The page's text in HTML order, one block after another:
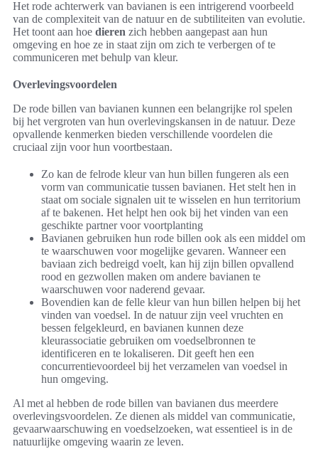
Het rode achterwerk van bavianen is een intrigerend voorbeeld
van de complexiteit van de natuur en de subtiliteiten van evolutie.
Het toont aan hoe dieren zich hebben aangepast aan hun
omgeving en hoe ze in staat zijn om zich te verbergen of te
communiceren met behulp van kleur.
Overlevingsvoordelen
De rode billen van bavianen kunnen een belangrijke rol spelen
bij het vergroten van hun overlevingskansen in de natuur. Deze
opvallende kenmerken bieden verschillende voordelen die
cruciaal zijn voor hun voortbestaan.
Zo kan de felrode kleur van hun billen fungeren als een
vorm van communicatie tussen bavianen. Het stelt hen in
staat om sociale signalen uit te wisselen en hun territorium
af te bakenen. Het helpt hen ook bij het vinden van een
geschikte partner voor voortplanting
Bavianen gebruiken hun rode billen ook als een middel om
te waarschuwen voor mogelijke gevaren. Wanneer een
baviaan zich bedreigd voelt, kan hij zijn billen opvallend
rood en gezwollen maken om andere bavianen te
waarschuwen voor naderend gevaar.
Bovendien kan de felle kleur van hun billen helpen bij het
vinden van voedsel. In de natuur zijn veel vruchten en
bessen felgekleurd, en bavianen kunnen deze
kleurassociatie gebruiken om voedselbronnen te
identificeren en te lokaliseren. Dit geeft hen een
concurrentievoordeel bij het verzamelen van voedsel in
hun omgeving.
Al met al hebben de rode billen van bavianen dus meerdere
overlevingsvoordelen. Ze dienen als middel van communicatie,
gevaarwaarschuwing en voedselzoeken, wat essentieel is in de
natuurlijke omgeving waarin ze leven.